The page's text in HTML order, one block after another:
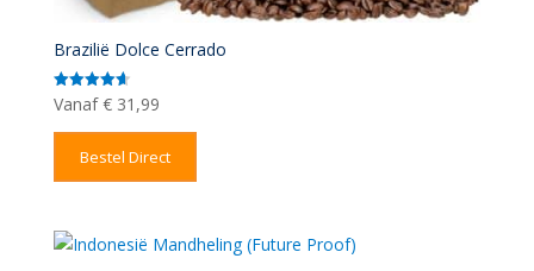
Brazilië Dolce Cerrado
Gewaardeerd
4.67
Vanaf €31,99
Bestel Direct